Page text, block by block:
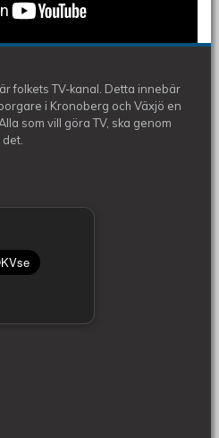
folkets TV-kanal. Detta innebär
i Kronoberg och Växjö en
som vill göra TV, ska genom